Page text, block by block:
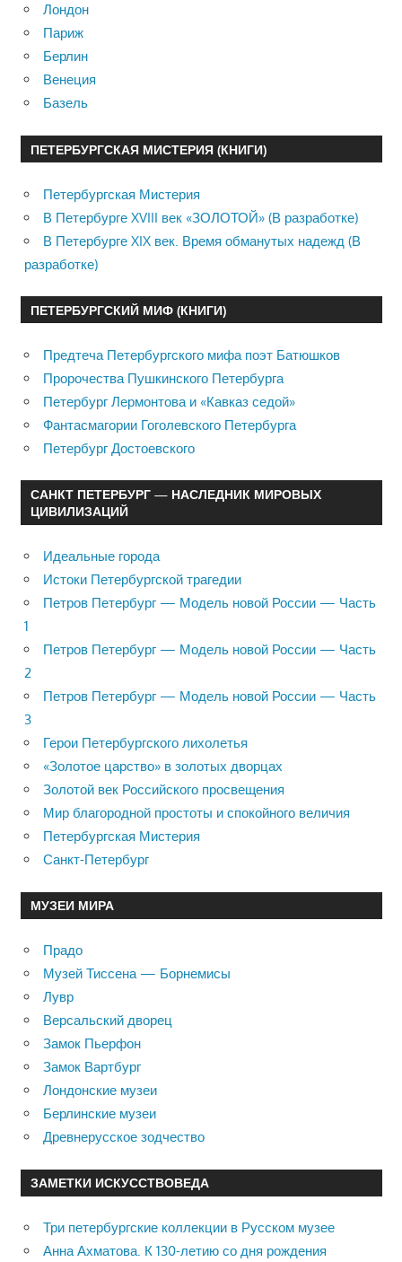
Лондон
Париж
Берлин
Венеция
Базель
ПЕТЕРБУРГСКАЯ МИСТЕРИЯ (КНИГИ)
Петербургская Мистерия
В Петербурге XVIII век «ЗОЛОТОЙ» (В разработке)
В Петербурге XIX век. Время обманутых надежд (В
разработке)
ПЕТЕРБУРГСКИЙ МИФ (КНИГИ)
Предтеча Петербургского мифа поэт Батюшков
Пророчества Пушкинского Петербурга
Петербург Лермонтова и «Кавказ седой»
Фантасмагории Гоголевского Петербурга
Петербург Достоевского
САНКТ ПЕТЕРБУРГ — НАСЛЕДНИК МИРОВЫХ
ЦИВИЛИЗАЦИЙ
Идеальные города
Истоки Петербургской трагедии
Петров Петербург — Модель новой России — Часть
1
Петров Петербург — Модель новой России — Часть
2
Петров Петербург — Модель новой России — Часть
3
Герои Петербургского лихолетья
«Золотое царство» в золотых дворцах
Золотой век Российского просвещения
Мир благородной простоты и спокойного величия
Петербургская Мистерия
Санкт-Петербург
МУЗЕИ МИРА
Прадо
Музей Тиссена — Борнемисы
Лувр
Версальский дворец
Замок Пьерфон
Замок Вартбург
Лондонские музеи
Берлинские музеи
Древнерусское зодчество
ЗАМЕТКИ ИСКУССТВОВЕДА
Три петербургские коллекции в Русском музее
Анна Ахматова. К 130-летию со дня рождения